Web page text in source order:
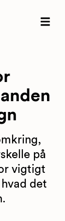
på
vigtigt
det